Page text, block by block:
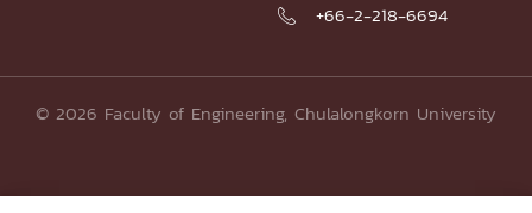
 +66-2-218-6694
© 2026 Faculty of Engineering, Chulalongkorn University